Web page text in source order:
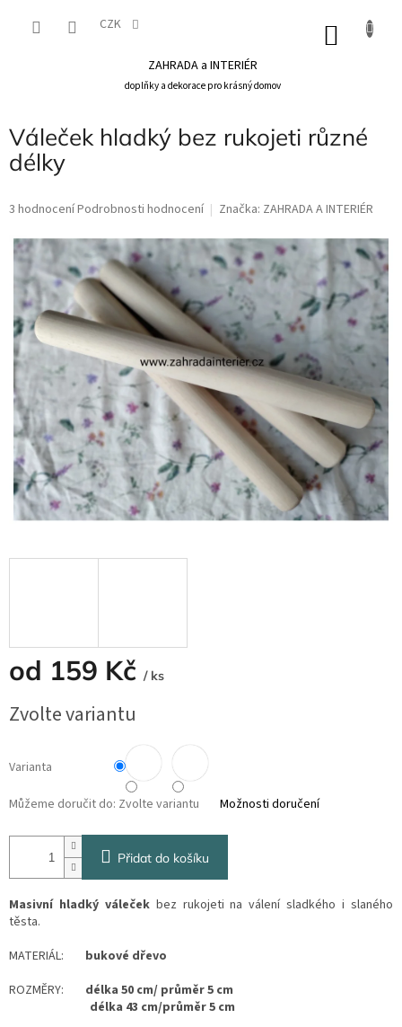
CZK
ZAHRADA a INTERIÉR
doplňky a dekorace pro krásný domov
Váleček hladký bez rukojeti různé
délky
Průměrné
produktu
je
5,0
hvězdiček.
3 hodnoceníPodrobnosti hodnocení Značka: ZAHRADA A INTERIÉR
od 159 Kč / ks
cena:
Zvolte variantu
Varianta
Můžeme doručit do: Zvolte variantu Možnosti doručení
Přidat do košíku
Masivní hladký válečekbez rukojeti na válení sladkého i slaného
těsta.
MATERIÁL: bukové dřevo
ROZMĚRY:
délka 50 cm/ průměr 5 cm
délka 43 cm/průměr 5 cm